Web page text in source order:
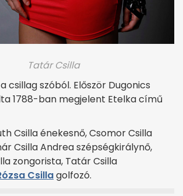
Tatár Csilla
csillag szóból. Először Dugonics
1788-ban megjelent Etelka című
Csilla énekesnő, Csomor Csilla
Csilla Andrea szépségkirálynő,
zongorista, Tatár Csilla
Csillagolfozó.